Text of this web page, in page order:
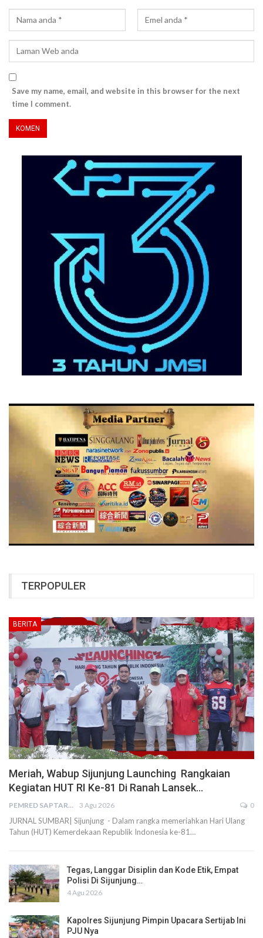
Save my name, email, and website in this browser for the next
time I comment.
TERPOPULER
BERITA
Meriah, Wabup Sijunjung Launching Rangkaian
Kegiatan HUT RI Ke-81 Di Ranah Lansek…
PEMRED SAPTARIUS 3 Agu 2026 0
JURNAL SUMBAR| Sijunjung - Dalam rangka memeriahkan Hari Ulang
Tahun (HUT) Kemerdekaan Republik Indonesia ke-81…
Tegas, Langgar Disiplin dan Kode Etik, Empat
Polisi Di Sijunjung…
4 Agu 2026
Kapolres Sijunjung Pimpin Upacara Sertijab Ini
PJU Nya